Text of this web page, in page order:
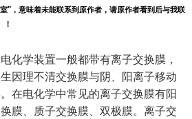
”，意味着未能联系到原作者，请原作者看到后与我联
化学装置一般都带有离子交换膜，
因理不清交换膜与阴、阳离子移动
在电化学中常见的离子交换膜有阳
膜、质子交换膜、双极膜。离子交